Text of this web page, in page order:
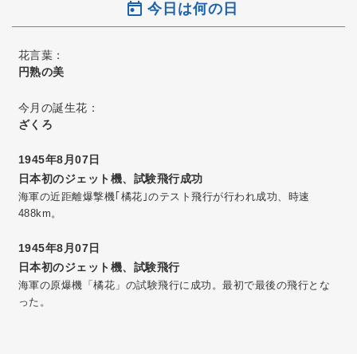
今日は何の日
花言葉：
円熟の美
今月の誕生花：
ざくろ
1945年8月07日
日本初のジェット機、試験飛行成功
海軍の近距離爆撃機｢橘花｣のテスト飛行が行われ成功、時速
488km。
1945年8月07日
日本初のジェット機、試験飛行
海軍の原爆機「橘花」の試験飛行に成功。最初で最後の飛行とな
った。